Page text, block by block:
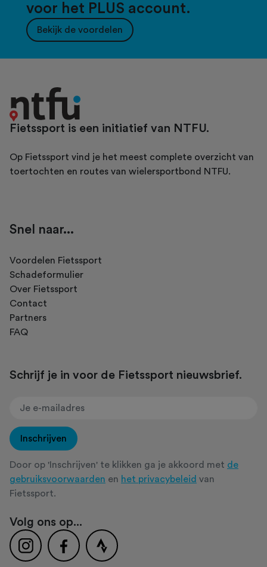
voor het PLUS account.
Bekijk de voordelen
Fietssport is een initiatief van NTFU.
Op Fietssport vind je het meest complete overzicht van
toertochten en routes van wielersportbond NTFU.
Snel naar...
Voordelen Fietssport
Schadeformulier
Over Fietssport
Contact
Partners
FAQ
Schrijf je in voor de Fietssport nieuwsbrief.
Inschrijven
Door op 'Inschrijven' te klikken ga je akkoord met de
gebruiksvoorwaarden en het privacybeleid van
Fietssport.
Volg ons op...